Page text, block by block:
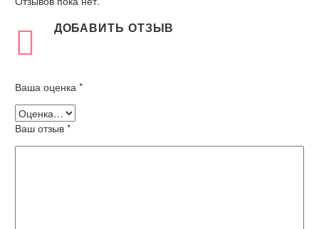
ДОБАВИТЬ ОТЗЫВ
Ваша оценка *
Ваш отзыв *